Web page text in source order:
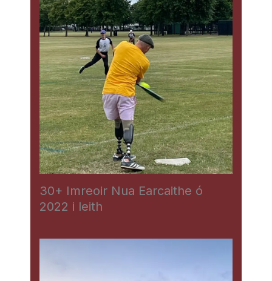
30+ Imreoir Nua Earcaithe ó
2022 i leith